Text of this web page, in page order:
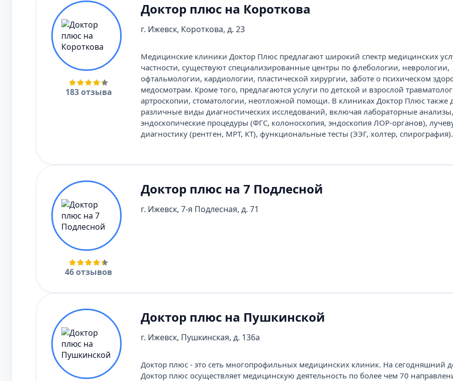
183 отзыва
Доктор плюс на Короткова
г. Ижевск, Короткова, д. 23
Медицинские клиники Доктор Плюс предлагают широкий спектр медицинских
частности, существуют специализированные центры по флебологии, неврологии,
офтальмологии, кардиологии, пластической хирургии, заботе о психическом
медосмотрам. Кроме того, предлагаются услуги по детской и взрослой
артроскопии, стоматологии, неотложной помощи. В клиниках Доктор Плюс также
различные виды диагностических исследований, включая лабораторные
эндоскопические процедуры (ФГС, колоноскопия, эндоскопия ЛОР-органов),
диагностику (рентген, МРТ, КТ), функциональные тесты (ЭЭГ, холтер,
46 отзывов
Доктор плюс на 7 Подлесной
г. Ижевск, 7-я Подлесная, д. 71
Доктор плюс на Пушкинской
г. Ижевск, Пушкинская, д. 136а
Доктор плюс - это сеть многопрофильных медицинских клиник. На сегодняшний
Доктор плюс осуществляет медицинскую деятельность по более чем 70